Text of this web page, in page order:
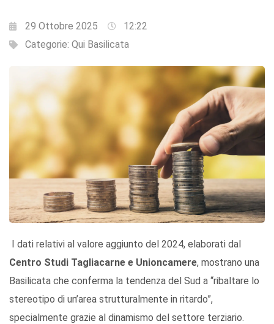
29 Ottobre 2025
12:22
Categorie: Qui Basilicata
I dati relativi al valore aggiunto del 2024, elaborati dal
Centro Studi Tagliacarne e Unioncamere, mostrano una
Basilicata che conferma la tendenza del Sud a “ribaltare lo
stereotipo di un’area strutturalmente in ritardo”,
specialmente grazie al dinamismo del settore terziario.